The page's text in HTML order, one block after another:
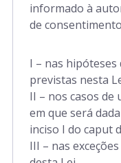
informado à
de
I – nas
previstas nesta
II – nos casos de
em que será
inciso I do caput
III – nas